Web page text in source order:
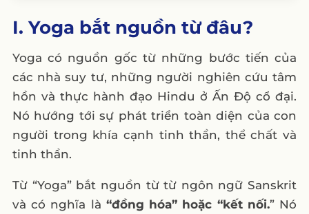
7. Tổ chức talkshow trực tuyến với chuyên
gia yoga
8. Giảm giá gói yoga
9. Bài viết về nguồn gốc yoga
10. Chia sẻ feedback học viên
III. 6 mẫu content về yoga hay có sẵn
1. Mẫu 1 content chăm sóc
3. Mẫu 3 content chăm sóc
I. Yoga bắt nguồn từ đâu?
Yoga có nguồn gốc từ những bước tiến của
các nhà suy tư, những người nghiên cứu tâm
hồn và thực hành đạo Hindu ở Ấn Độ cổ đại.
Nó hướng tới sự phát triển toàn diện của con
người trong khía cạnh tinh thần, thể chất và
tinh thần.
Từ “Yoga” bắt nguồn từ từ ngôn ngữ Sanskrit
và có nghĩa là “đồng hóa” hoặc “kết nối.” Nó